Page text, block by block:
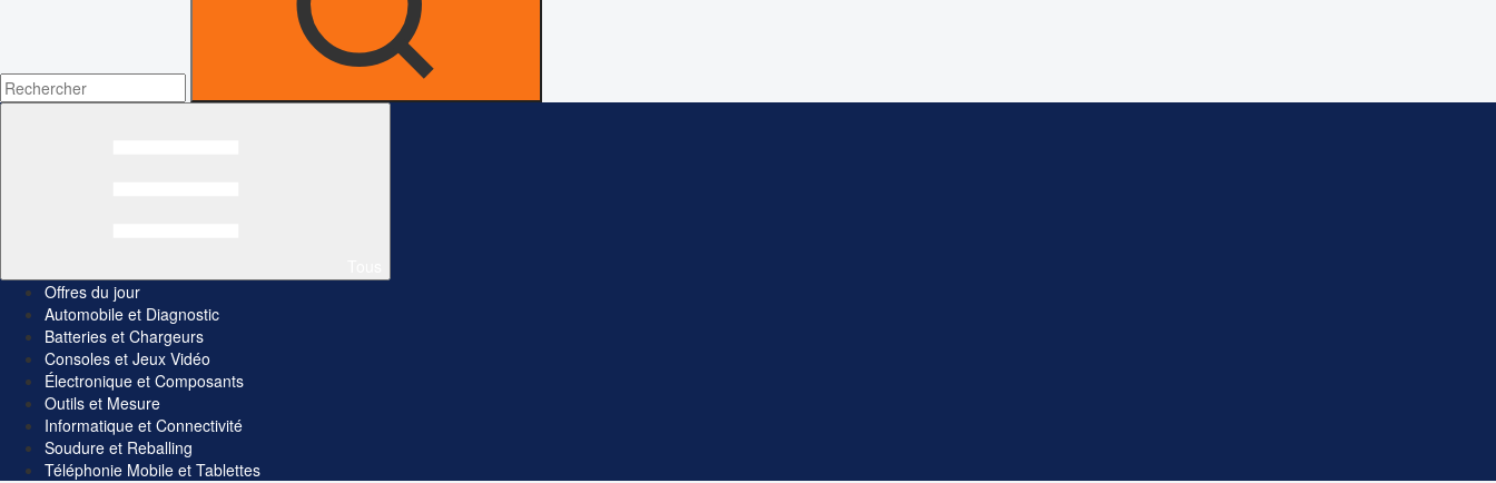
Offres du jour
Automobile et Diagnostic
Batteries et Chargeurs
Consoles et Jeux Vidéo
Électronique et Composants
Outils et Mesure
Informatique et Connectivité
Soudure et Reballing
Téléphonie Mobile et Tablettes